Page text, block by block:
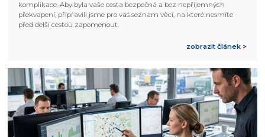
komplikace. Aby byla vaše cesta bezpečná a bez nepříjemných
překvapení, připravili jsme pro vás seznam věcí, na které nesmíte
před delší cestou zapomenout.
zobrazit článek >